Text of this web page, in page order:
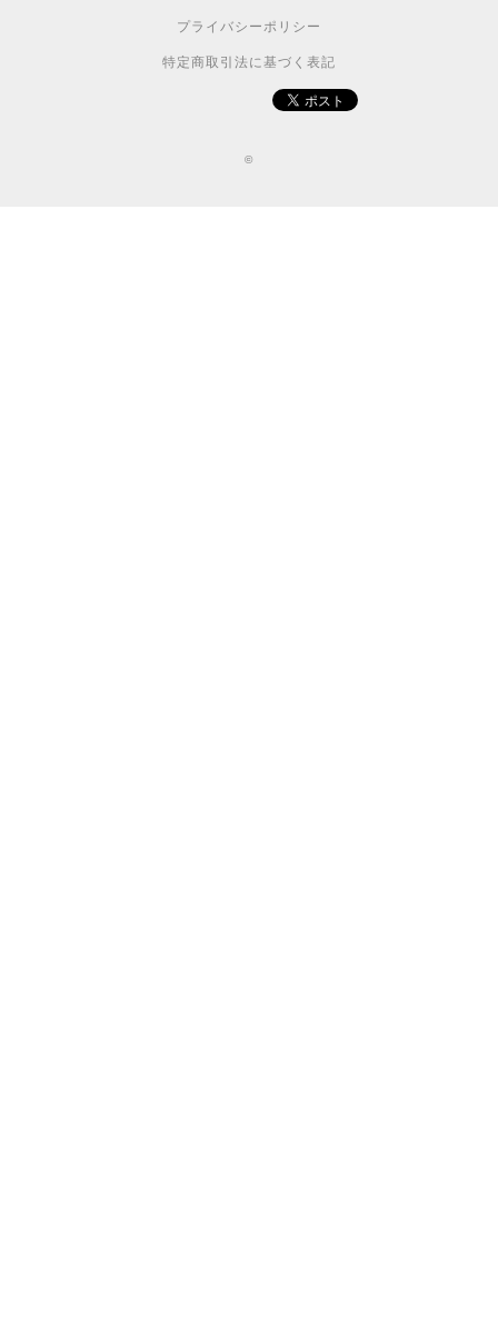
プライバシーポリシー
特定商取引法に基づく表記
©